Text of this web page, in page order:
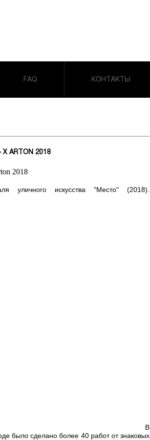
FAQ КОНТАКТЫ
ARTON 2018
уличного искусства "Место" (2018).
В
было сделано более 40 работ от знаковых